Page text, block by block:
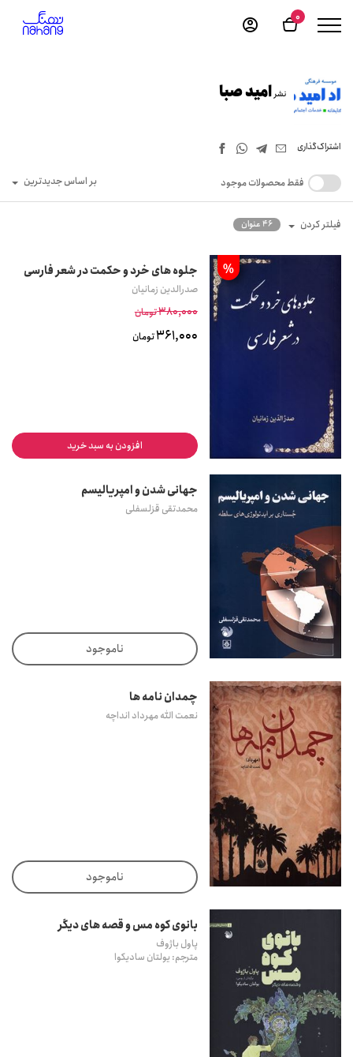
0
نشرامید صبا
اشتراک‌گذاری
فقط محصولات موجود بر اساس جدیدترین
فیلتر کردن 46 عنوان
% جلوه های خرد و حکمت در شعر فارسی
صدرالدین زمانیان
380,000تومان
361,000تومان
افزودن به سبد خرید
جهانی شدن و امپریالیسم
محمدتقی قزلسفلی
ناموجود
چمدان نامه ها
نعمت الله مهرداد انداچه
ناموجود
بانوی کوه مس و قصه های دیگر
پاول باژوف
مترجم: یولتان سادیکوا